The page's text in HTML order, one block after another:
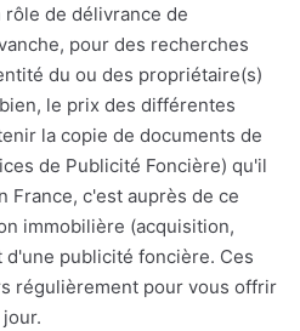
de délivrance de
pour des recherches
du ou des propriétaire(s)
le prix des différentes
la copie de documents de
de Publicité Foncière) qu'il
France, c'est auprès de ce
immobilière (acquisition,
publicité foncière. Ces
régulièrement pour vous offrir